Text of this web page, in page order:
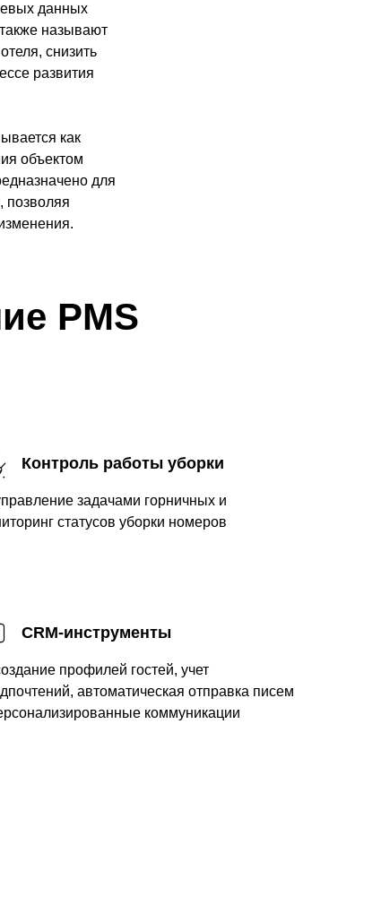
данных
называют
снизить
развития
как
объектом
для
позволяя
PMS
Контроль работы уборки
задачами горничных и
статусов уборки номеров
CRM-инструменты
профилей гостей, учет
автоматическая отправка писем
коммуникации
развития гостиницы,
конфигурацию